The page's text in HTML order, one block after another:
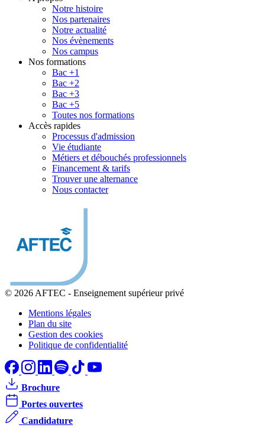
Notre histoire
Nos partenaires
Notre actualité
Nos évènements
Nos campus
Nos formations
Bac +1
Bac +2
Bac +3
Bac +5
Toutes nos formations
Accès rapides
Processus d'admission
Vie étudiante
Métiers et débouchés professionnels
Financement & tarifs
Trouver une alternance
Nous contacter
© 2026 AFTEC - Enseignement supérieur privé
Mentions légales
Plan du site
Gestion des cookies
Politique de confidentialité
Brochure
Portes ouvertes
Candidature